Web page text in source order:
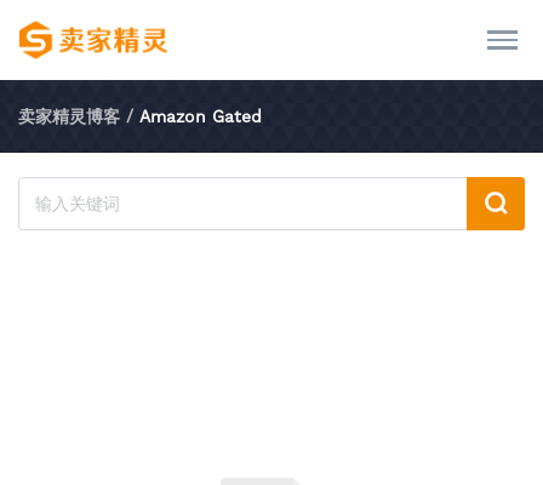
卖家精灵博客 / Amazon Gated